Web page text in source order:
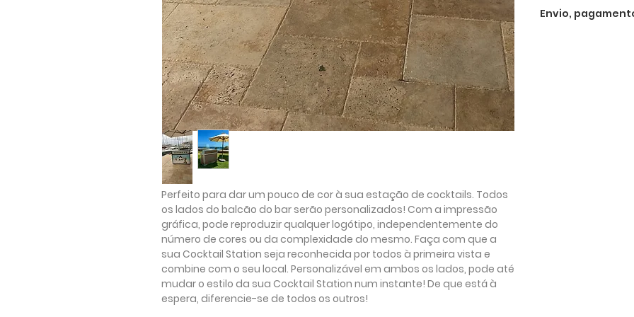
Perfeito para dar um pouco de cor à sua estação de cocktails. Todos
os lados do balcão do bar serão personalizados! Com a impressão
gráfica, pode reproduzir qualquer logótipo, independentemente do
número de cores ou da complexidade do mesmo. Faça com que a
sua Cocktail Station seja reconhecida por todos à primeira vista e
combine com o seu local. Personalizável em ambos os lados, pode até
mudar o estilo da sua Cocktail Station num instante! De que está à
espera, diferencie-se de todos os outros!
a 22%).
Envio,